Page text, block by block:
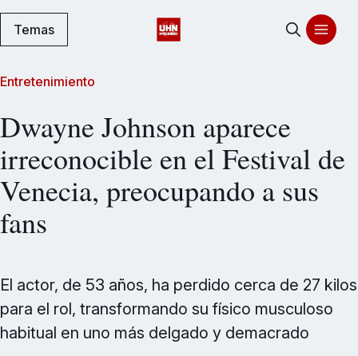
Temas
Entretenimiento
Dwayne Johnson aparece
irreconocible en el Festival de
Venecia, preocupando a sus
fans
El actor, de 53 años, ha perdido cerca de 27 kilos
para el rol, transformando su físico musculoso
habitual en uno más delgado y demacrado